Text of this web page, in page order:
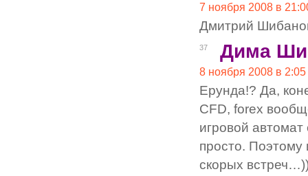
7 ноября 2008 в
Дмитрий
37 Дима
8 ноября 2008 в 2:05
Ерунда!? Да,
CFD, forex
игровой
просто.
скорых